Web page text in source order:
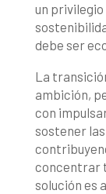
un
debe ser
La
ambición,
con
sostener
concentrar
solución es